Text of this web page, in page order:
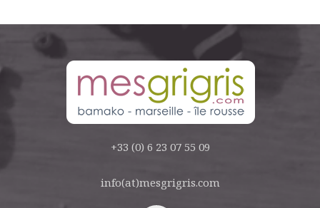
+33 (0) 6 23 07 55 09
info(at)mesgrigris.com